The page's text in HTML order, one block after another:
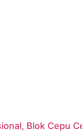
Blok Cepu